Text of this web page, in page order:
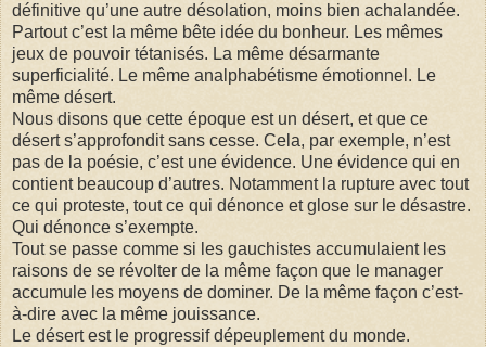
définitive qu’une autre désolation, moins bien achalandée.
Partout c’est la même bête idée du bonheur. Les mêmes
jeux de pouvoir tétanisés. La même désarmante
superficialité. Le même analphabétisme émotionnel. Le
même désert.
Nous disons que cette époque est un désert, et que ce
désert s’approfondit sans cesse. Cela, par exemple, n’est
pas de la poésie, c’est une évidence. Une évidence qui en
contient beaucoup d’autres. Notamment la rupture avec tout
ce qui proteste, tout ce qui dénonce et glose sur le désastre.
Qui dénonce s’exempte.
Tout se passe comme si les gauchistes accumulaient les
raisons de se révolter de la même façon que le manager
accumule les moyens de dominer. De la même façon c’est-
à-dire avec la même jouissance.
Le désert est le progressif dépeuplement du monde.